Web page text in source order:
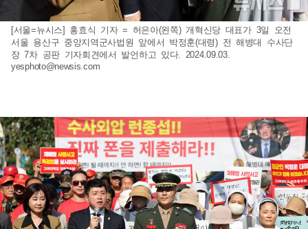
[서울=뉴시스] 홍효식 기자 = 허은아(왼쪽) 개혁신당 대표가 3일 오전
서울 용산구 중앙지역군사법원 앞에서 박정훈(대령) 전 해병대 수사단
장 7차 공판 기자회견에서 발언하고 있다. 2024.09.03.
yesphoto@newsis.com